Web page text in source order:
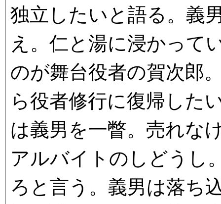
独立したいと語る。義
え。仁と湯に浸かって
のが舞台役者の賀次郎
ら役者修行に復帰した
は義男を一瞥。売れな
アルバイトのしどうし
ろと言う。義男は落ち